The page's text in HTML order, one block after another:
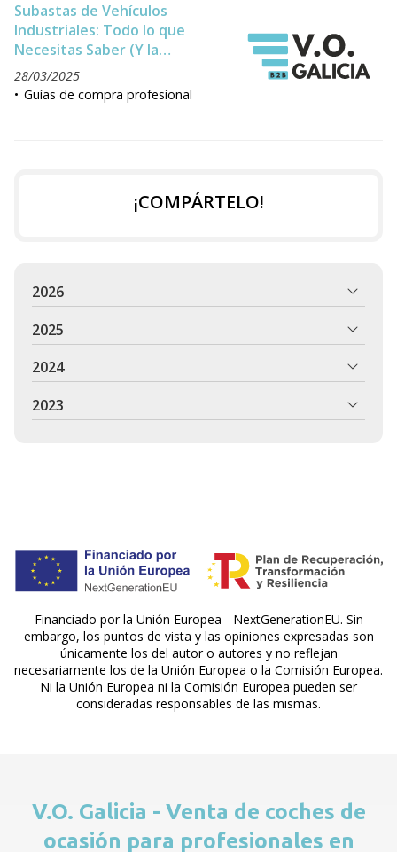
Subastas de Vehículos
Industriales: Todo lo que
Necesitas Saber (Y la
Alternativa que Están
Eligiendo los Profesionales)
28/03/2025
Guías de compra profesional
¡COMPÁRTELO!
2026
2025
2024
2023
Financiado por la Unión Europea - NextGenerationEU. Sin
embargo, los puntos de vista y las opiniones expresadas son
únicamente los del autor o autores y no reflejan
necesariamente los de la Unión Europea o la Comisión Europea.
Ni la Unión Europea ni la Comisión Europea pueden ser
consideradas responsables de las mismas.
V.O. Galicia - Venta de coches de
ocasión para profesionales en